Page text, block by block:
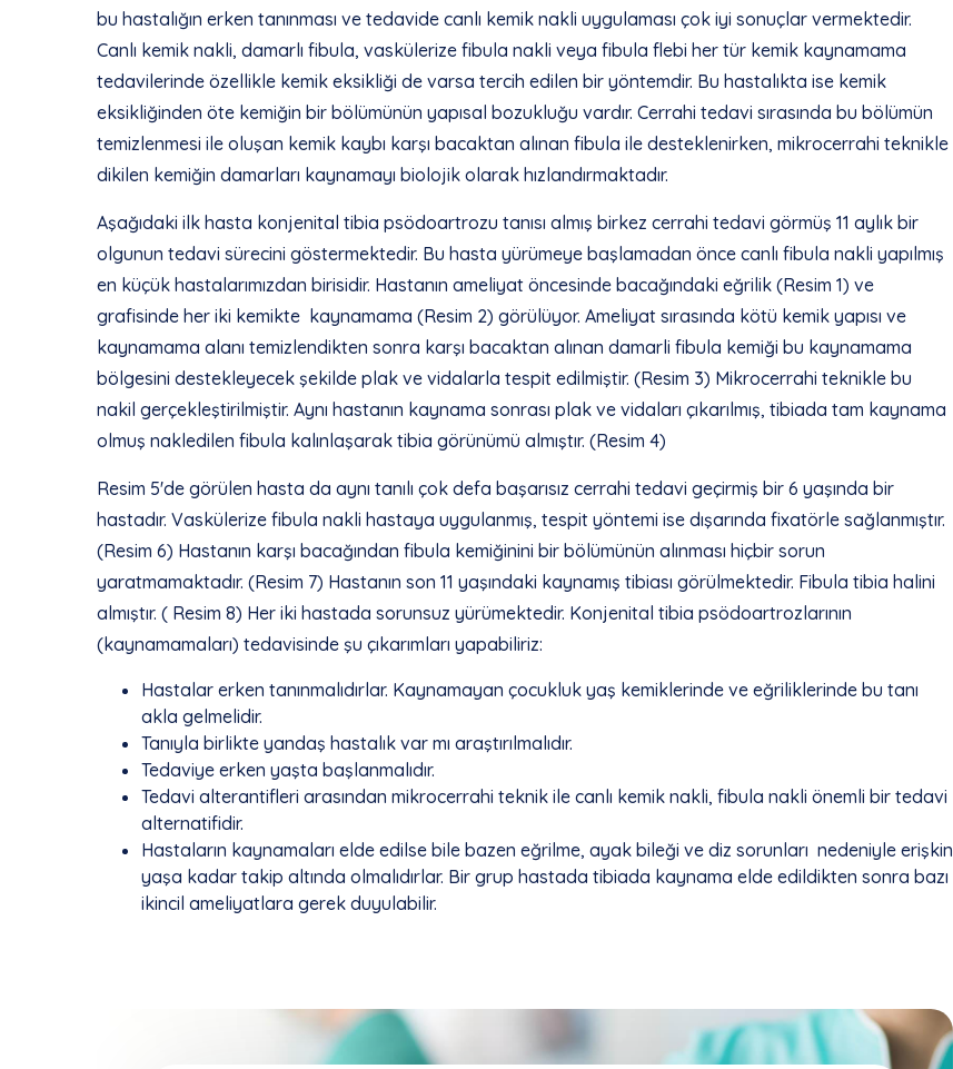
bu hastalığın erken tanınması ve tedavide canlı kemik nakli uygulaması çok iyi sonuçlar vermektedir.
Canlı kemik nakli, damarlı fibula, vaskülerize fibula nakli veya fibula flebi her tür kemik kaynamama
tedavilerinde özellikle kemik eksikliği de varsa tercih edilen bir yöntemdir. Bu hastalıkta ise kemik
eksikliğinden öte kemiğin bir bölümünün yapısal bozukluğu vardır. Cerrahi tedavi sırasında bu bölümün
temizlenmesi ile oluşan kemik kaybı karşı bacaktan alınan fibula ile desteklenirken, mikrocerrahi teknikle
dikilen kemiğin damarları kaynamayı biolojik olarak hızlandırmaktadır.
Aşağıdaki ilk hasta konjenital tibia psödoartrozu tanısı almış birkez cerrahi tedavi görmüş 11 aylık bir
olgunun tedavi sürecini göstermektedir. Bu hasta yürümeye başlamadan önce canlı fibula nakli yapılmış
en küçük hastalarımızdan birisidir. Hastanın ameliyat öncesinde bacağındaki eğrilik (Resim 1) ve
grafisinde her iki kemikte kaynamama (Resim 2) görülüyor. Ameliyat sırasında kötü kemik yapısı ve
kaynamama alanı temizlendikten sonra karşı bacaktan alınan damarli fibula kemiği bu kaynamama
bölgesini destekleyecek şekilde plak ve vidalarla tespit edilmiştir. (Resim 3) Mikrocerrahi teknikle bu
nakil gerçekleştirilmiştir. Aynı hastanın kaynama sonrası plak ve vidaları çıkarılmış, tibiada tam kaynama
olmuş nakledilen fibula kalınlaşarak tibia görünümü almıştır. (Resim 4)
Resim 5'de görülen hasta da aynı tanılı çok defa başarısız cerrahi tedavi geçirmiş bir 6 yaşında bir
hastadır. Vaskülerize fibula nakli hastaya uygulanmış, tespit yöntemi ise dışarında fixatörle sağlanmıştır.
(Resim 6) Hastanın karşı bacağından fibula kemiğinini bir bölümünün alınması hiçbir sorun
yaratmamaktadır. (Resim 7) Hastanın son 11 yaşındaki kaynamış tibiası görülmektedir. Fibula tibia halini
almıştır. ( Resim 8) Her iki hastada sorunsuz yürümektedir. Konjenital tibia psödoartrozlarının
(kaynamamaları) tedavisinde şu çıkarımları yapabiliriz:
Hastalar erken tanınmalıdırlar. Kaynamayan çocukluk yaş kemiklerinde ve eğriliklerinde bu tanı
akla gelmelidir.
Tanıyla birlikte yandaş hastalık var mı araştırılmalıdır.
Tedaviye erken yaşta başlanmalıdır.
Tedavi alterantifleri arasından mikrocerrahi teknik ile canlı kemik nakli, fibula nakli önemli bir tedavi
alternatifidir.
Hastaların kaynamaları elde edilse bile bazen eğrilme, ayak bileği ve diz sorunları nedeniyle erişkin
yaşa kadar takip altında olmalıdırlar. Bir grup hastada tibiada kaynama elde edildikten sonra bazı
ikincil ameliyatlara gerek duyulabilir.